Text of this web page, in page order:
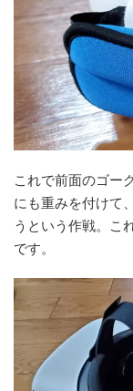
これで前面のゴー
にも重みを付けて
うという作戦。こ
です。